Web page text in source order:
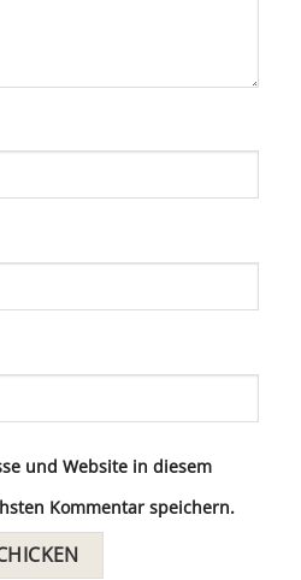
und Website in diesem
Kommentar speichern.